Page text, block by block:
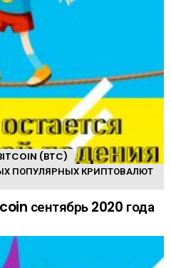
(BTC)
ПОПУЛЯРНЫХ КРИПТОВАЛЮТ
сентябрь 2020 года